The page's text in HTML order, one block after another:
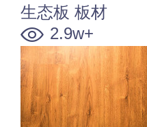
生态板 板材
2.9w+